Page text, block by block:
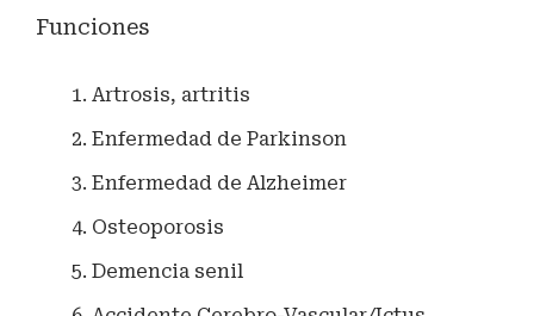
Funciones
Artrosis, artritis
Enfermedad de Parkinson
Enfermedad de Alzheimer
Osteoporosis
Demencia senil